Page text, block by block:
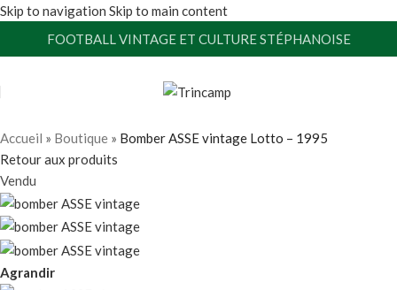
Skip to navigation Skip to main content
FOOTBALL VINTAGE ET CULTURE STÉPHANOISE
Accueil » Boutique » Bomber ASSE vintage Lotto – 1995
Retour aux produits
Vendu
Agrandir